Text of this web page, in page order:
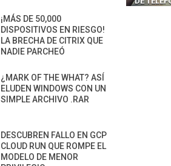
¡MÁS DE 50,000
DISPOSITIVOS EN RIESGO!
LA BRECHA DE CITRIX QUE
NADIE PARCHEÓ
¿MARK OF THE WHAT? ASÍ
ELUDEN WINDOWS CON UN
SIMPLE ARCHIVO .RAR
DESCUBREN FALLO EN GCP
CLOUD RUN QUE ROMPE EL
MODELO DE MENOR